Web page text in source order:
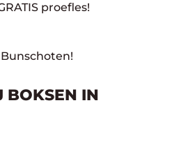
proefles!
BOKSEN IN